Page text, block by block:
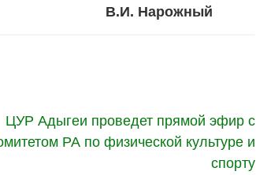
В.И. Нарожный
ЦУР Адыгеи проведет прямой эфир с
РА по физической культуре и
спорту